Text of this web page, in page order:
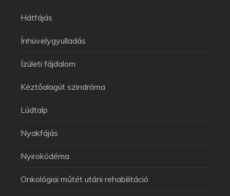
Hátfájás
Ínhüvelygyulladás
Ízületi fájdalom
Kéztőalagút szindróma
Lúdtalp
Nyakfájás
Nyiroködéma
Onkológiai műtét utáni rehabilitáció